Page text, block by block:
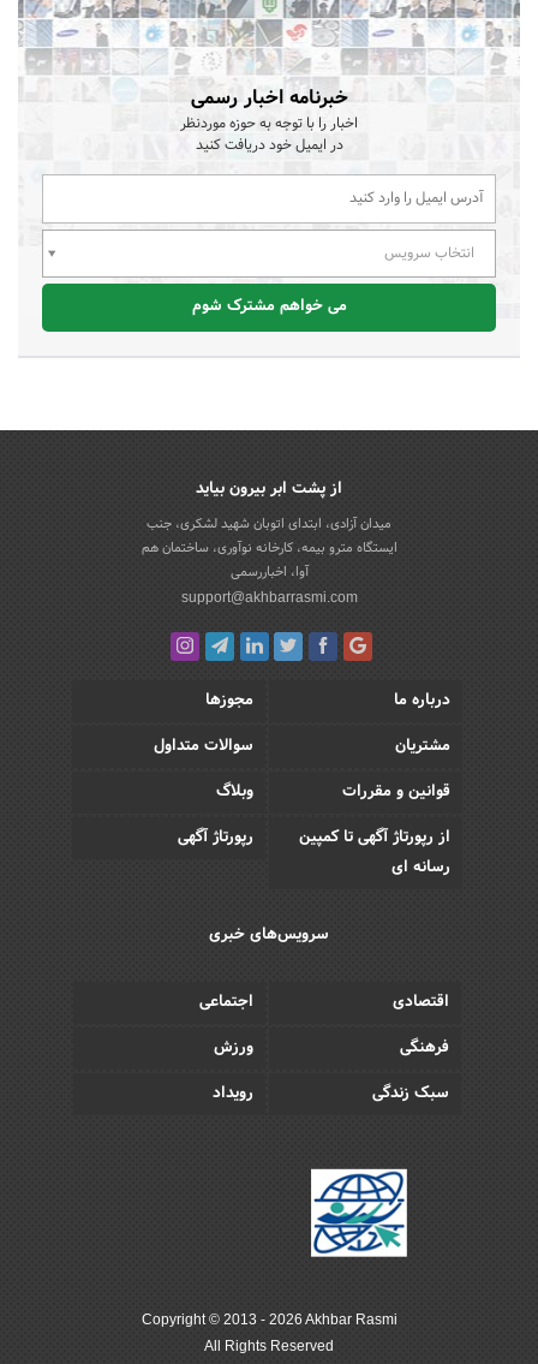
خبرنامه اخبار رسمی
اخبار را با توجه به حوزه موردنظر
در ایمیل خود دریافت کنید
انتخاب سرویس
می خواهم مشترک شوم
از پشت ابر بیرون بیاید
میدان آزادی، ابتدای اتوبان شهید لشکری، جنب
ایستگاه مترو بیمه، کارخانه نوآوری، ساختمان هم
آوا، اخباررسمی
support@akhbarrasmi.com
درباره ما
مجوزها
مشتریان
سوالات متداول
قوانین و مقررات
وبلاگ
از رپورتاژ آگهی تا کمپین
رسانه ای
رپورتاژ آگهی
سرویس‌های خبری
اقتصادی
اجتماعی
فرهنگی
ورزش
سبک زندگی
رویداد
Copyright © 2013 - 2026 Akhbar Rasmi
All Rights Reserved